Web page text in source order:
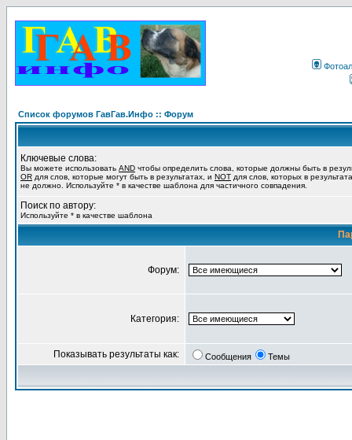
Список форумов ГавГав.Инфо :: Форум
Ключевые слова:
Вы можете использовать AND чтобы определить слова, которые должны быть в
OR для слов, которые могут быть в результатах, и NOT для слов, которых в
не должно. Используйте * в качестве шаблона для частичного совпадения.
Поиск по автору:
Используйте * в качестве шаблона
Форум:
Категория:
Показывать результаты как: Сообщения Темы